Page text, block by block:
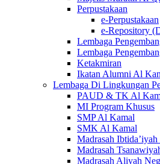
Perpustakaan
e-Perpustakaan
e-Repository
Lembaga
Lembaga
Ketakmiran
Ikatan Alumni Al
Lembaga Di Lingkungan
PAUD & TK Al
MI Program Khusus
SMP Al Kamal
SMK Al Kamal
Madrasah
Madrasah
Madrasah Aliyah